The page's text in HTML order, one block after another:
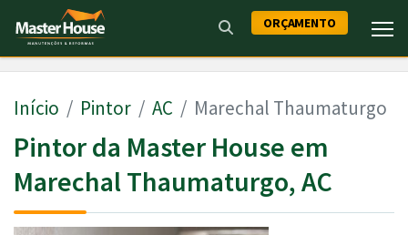
ORÇAMENTO
Início Pintor AC Marechal Thaumaturgo
Pintor da Master House em
Marechal Thaumaturgo, AC